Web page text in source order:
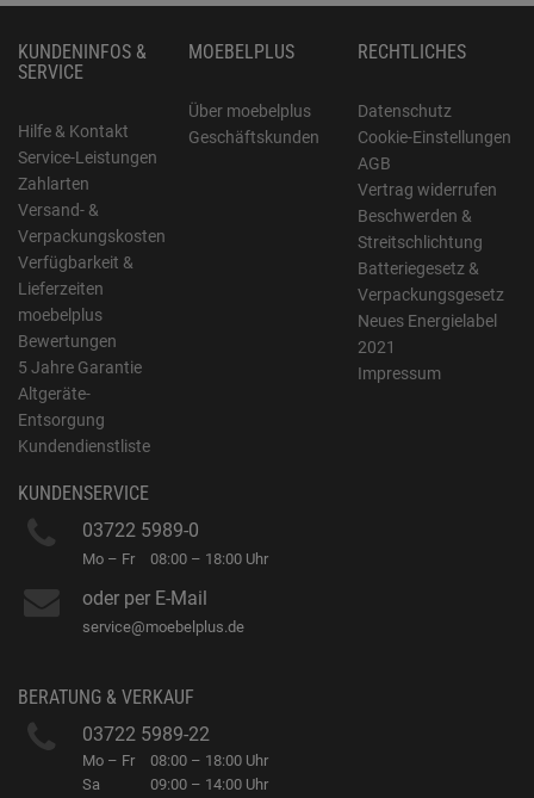
KUNDENINFOS &
SERVICE
Hilfe & Kontakt
Service-Leistungen
Zahlarten
Versand- &
Verpackungskosten
Verfügbarkeit &
Lieferzeiten
moebelplus
Bewertungen
5 Jahre Garantie
Altgeräte-
Entsorgung
Kundendienstliste
MOEBELPLUS
Über moebelplus
Geschäftskunden
RECHTLICHES
Datenschutz
Cookie-Einstellungen
AGB
Vertrag widerrufen
Beschwerden &
Streitschlichtung
Batteriegesetz &
Verpackungsgesetz
Neues Energielabel
2021
Impressum
KUNDENSERVICE
03722 5989-0
Mo – Fr 08:00 – 18:00 Uhr
oder per E-Mail
service@moebelplus.de
BERATUNG & VERKAUF
03722 5989-22
Mo – Fr
Sa
08:00 – 18:00 Uhr
09:00 – 14:00 Uhr